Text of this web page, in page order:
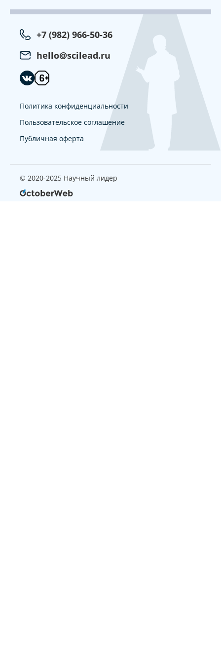
+7 (982) 966-50-36
hello@scilead.ru
Политика конфиденциальности
Пользовательское соглашение
Публичная оферта
© 2020-2025 Научный лидер